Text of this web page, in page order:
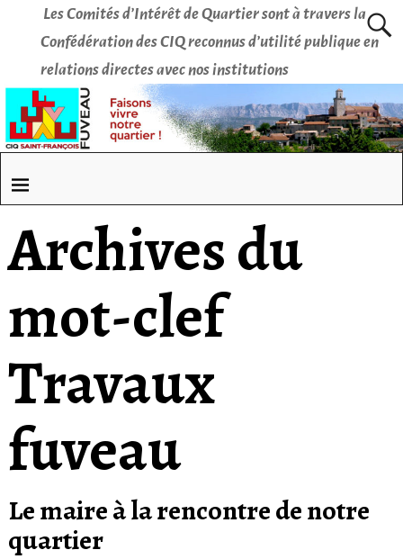
Les Comités d’Intérêt de Quartier sont à travers la
Confédération des CIQ reconnus d’utilité publique en
relations directes avec nos institutions
Archives du
mot-clef
Travaux
fuveau
Le maire à la rencontre de notre
quartier